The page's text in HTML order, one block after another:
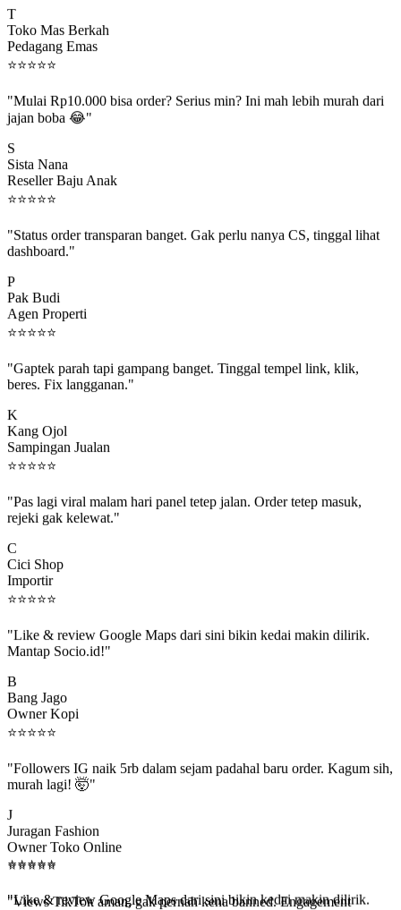
Toko Mas Berkah
Pedagang Emas
⭐⭐⭐⭐⭐
jajan boba 😂"
Sista Nana
Reseller Baju Anak
⭐⭐⭐⭐⭐
dashboard."
Pak Budi
Agen Properti
⭐⭐⭐⭐⭐
beres. Fix langganan."
Kang Ojol
Sampingan Jualan
⭐⭐⭐⭐⭐
rejeki gak kelewat."
Cici Shop
Importir
⭐⭐⭐⭐⭐
Mantap Socio.id!"
Bang Jago
Owner Kopi
⭐⭐⭐⭐ ⭐
murah lagi! 🤯"
Juragan Fashion
Owner Toko Online
⭐⭐⭐⭐ ⭐
beneran naik, algoritma suka."
⭐ ⭐ ⭐ ⭐ ⭐